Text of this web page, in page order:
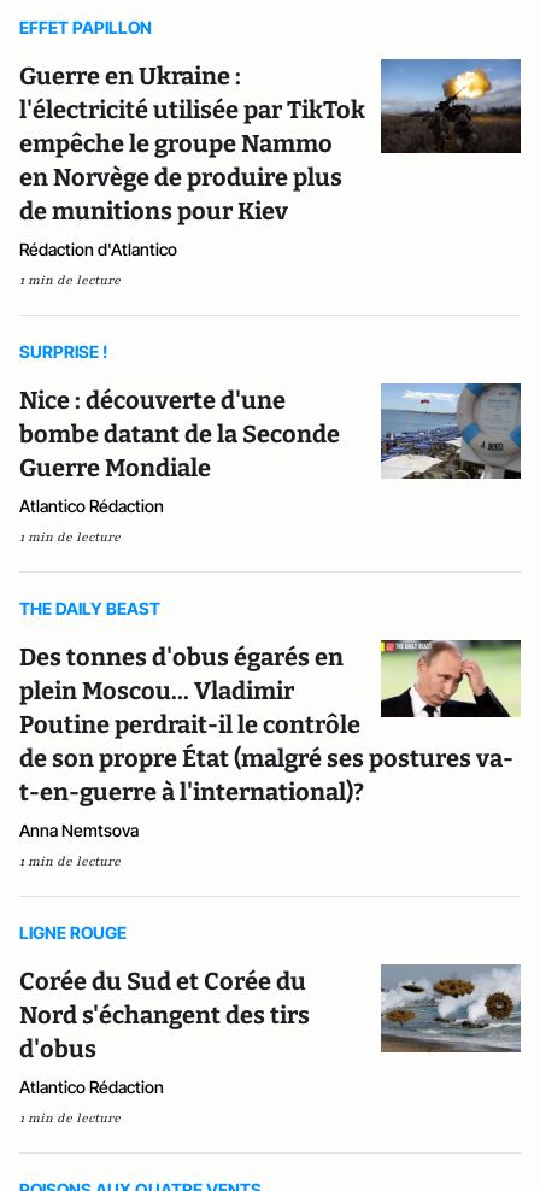
EFFET PAPILLON
Guerre en Ukraine :
l'électricité utilisée par TikTok
empêche le groupe Nammo
en Norvège de produire plus
de munitions pour Kiev
Rédaction d'Atlantico
1 min de lecture
SURPRISE !
Nice : découverte d'une
bombe datant de la Seconde
Guerre Mondiale
Atlantico Rédaction
1 min de lecture
THE DAILY BEAST
Des tonnes d'obus égarés en
plein Moscou... Vladimir
Poutine perdrait-il le contrôle
de son propre État (malgré ses postures va-
t-en-guerre à l'international)?
Anna Nemtsova
1 min de lecture
LIGNE ROUGE
Corée du Sud et Corée du
Nord s'échangent des tirs
d'obus
Atlantico Rédaction
1 min de lecture